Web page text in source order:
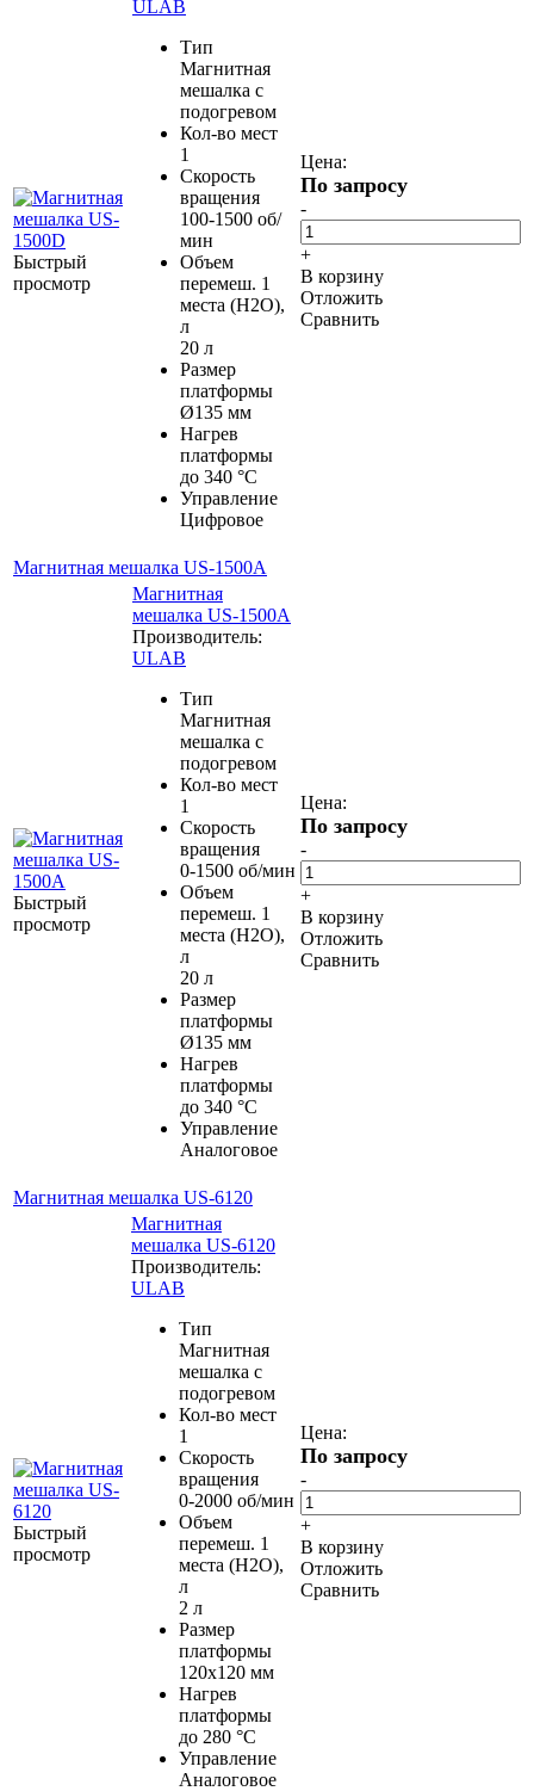
Быстрый
просмотр
ULAB
Тип
Магнитная
мешалка с
подогревом
Кол-во мест
1
Скорость
вращения
100-1500 об/
мин
Объем
перемеш. 1
места (H2O),
л
20 л
Размер
платформы
Ø135 мм
Нагрев
платформы
до 340 °С
Управление
Цифровое
Цена:
По запросу
-
+
В корзину
Отложить
Сравнить
Магнитная мешалка US-1500A
Быстрый
просмотр
Магнитная
мешалка US-1500A
Производитель:
ULAB
Тип
Магнитная
мешалка с
подогревом
Кол-во мест
1
Скорость
вращения
0-1500 об/мин
Объем
перемеш. 1
места (H2O),
л
20 л
Размер
платформы
Ø135 мм
Нагрев
платформы
до 340 °С
Управление
Аналоговое
Цена:
По запросу
-
+
В корзину
Отложить
Сравнить
Магнитная мешалка US-6120
Быстрый
просмотр
Магнитная
мешалка US-6120
Производитель:
ULAB
Тип
Магнитная
мешалка с
подогревом
Кол-во мест
1
Скорость
вращения
0-2000 об/мин
Объем
перемеш. 1
места (H2O),
л
2 л
Размер
платформы
120х120 мм
Нагрев
платформы
до 280 °С
Управление
Аналоговое
Цена:
По запросу
-
+
В корзину
Отложить
Сравнить